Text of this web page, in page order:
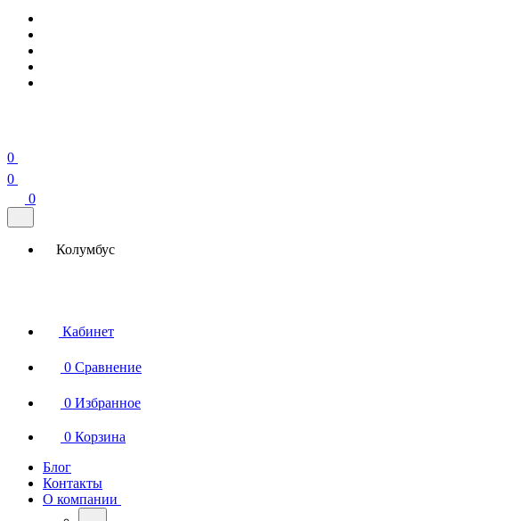
0
0
0
Колумбус
Кабинет
0 Сравнение
0 Избранное
0 Корзина
Блог
Контакты
О компании